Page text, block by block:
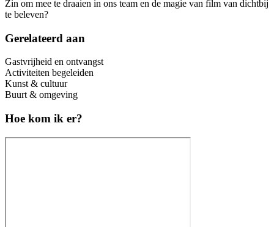
Zin om mee te draaien in ons team en de magie van film van dichtbij
te beleven?
Gerelateerd aan
Gastvrijheid en ontvangst
Activiteiten begeleiden
Kunst & cultuur
Buurt & omgeving
Hoe kom ik er?